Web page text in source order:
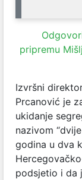
pripremu
Izvršni
Prcanović je
ukidanje
nazivom
godina u dva
podsjetio i da